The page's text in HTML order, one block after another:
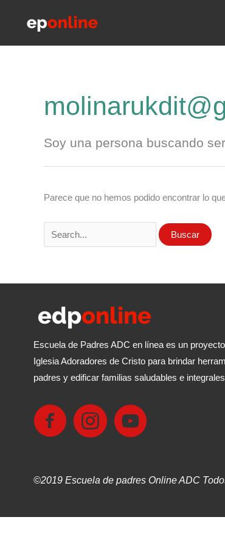
Soy una persona buscando
Parece que no hemos podido encontrar lo
Buscar
por:
Escuela de Padres ADC en línea es un
Iglesia Adoradores de Cristo para brindar
padres y edificar familias saludables e
©2019 Escuela de padres Online ADC